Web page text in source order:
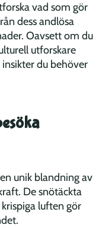
vad som gör
dess andlösa
Oavsett om du
utforskare
du behöver
unik blandning av
De snötäckta
luften gör